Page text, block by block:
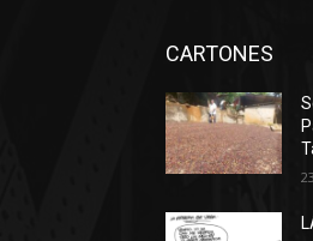
CARTONES